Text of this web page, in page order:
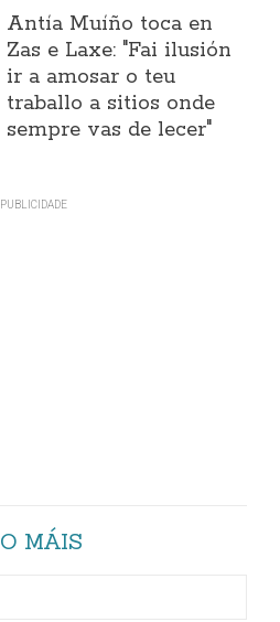
Antía Muíño toca en
Zas e Laxe: "Fai ilusión
ir a amosar o teu
traballo a sitios onde
sempre vas de lecer"
O MÁIS